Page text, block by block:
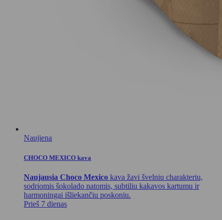
Naujiena
CHOCO MEXICO kava
Naujausia Choco Mexico kava žavi švelniu charakteriu,
sodriomis šokolado natomis, subtiliu kakavos kartumu ir
harmoningai išliekančiu poskoniu.
Prieš 7 dienas